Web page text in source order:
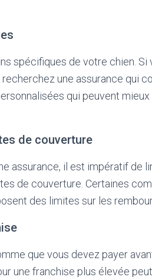
spécifiques de votre chien.
une assurance qui
qui peuvent
de couverture
assurance, il est impératif de
de couverture. Certaines
des limites sur les
que vous devez payer
une franchise plus élevée